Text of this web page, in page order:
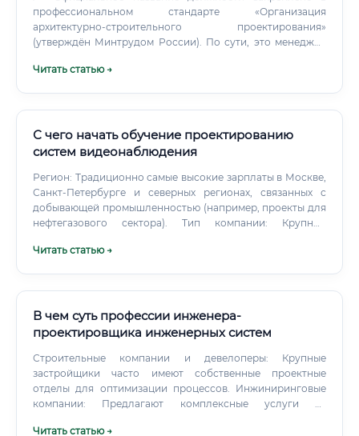
профессиональном стандарте «Организация
архитектурно-строительного проектирования»
(утверждён Минтрудом России). По сути, это менеджер
Не просто администратор, не просто инженер — а синтез
Читать статью →
С чего начать обучение проектированию
систем видеонаблюдения
Регион: Традиционно самые высокие зарплаты в Москве,
Санкт-Петербурге и северных регионах, связанных с
добывающей промышленностью (например, проекты для
нефтегазового сектора). Тип компании: Крупные
департаменты и службы безопасности больших
Читать статью →
В чем суть профессии инженера-
проектировщика инженерных систем
Строительные компании и девелоперы: Крупные
застройщики часто имеют собственные проектные
отделы для оптимизации процессов. Инжиниринговые
компании: Предлагают комплексные услуги от
Читать статью →